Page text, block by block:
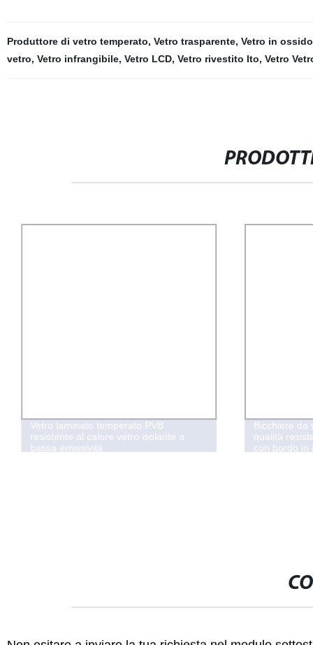
Produttore di vetro temperato, Vetro trasparente, Vetro in
vetro, Vetro infrangibile, Vetro LCD, Vetro rivestito Ito, Vetro
Vetro laminato temperato PVB
resistente al calore vetro isolante a
bassa emissività
Bicchiere da
qualità
con bordo in